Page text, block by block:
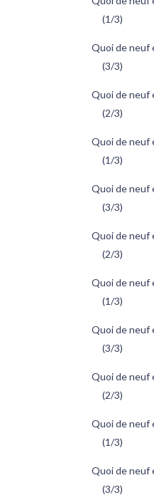
(1/3)
Quoi de neuf
(3/3)
Quoi de neuf
(2/3)
Quoi de neuf
(1/3)
Quoi de neuf
(3/3)
Quoi de neuf
(2/3)
Quoi de neuf
(1/3)
Quoi de neuf
(3/3)
Quoi de neuf
(2/3)
Quoi de neuf
(1/3)
Quoi de neuf
(3/3)